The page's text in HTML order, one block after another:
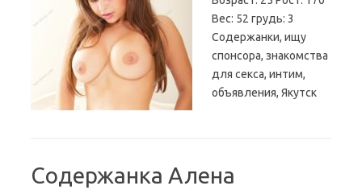
Вес: 52 грудь: 3
Содержанки, ищу
спонсора, знакомства
для секса, интим,
объявления, Якутск
Содержанка Алена